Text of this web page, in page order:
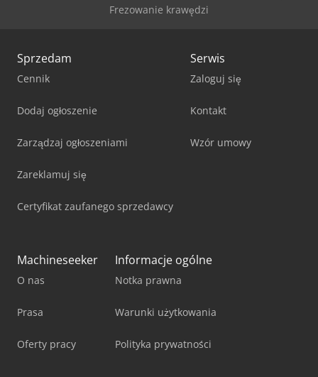
Frezowanie krawędzi
Sprzedam
Cennik
Dodaj ogłoszenie
Zarządzaj ogłoszeniami
Zareklamuj się
Certyfikat zaufanego sprzedawcy
Serwis
Zaloguj się
Kontakt
Wzór umowy
Machineseeker
O nas
Prasa
Oferty pracy
Informacje ogólne
Notka prawna
Warunki użytkowania
Polityka prywatności